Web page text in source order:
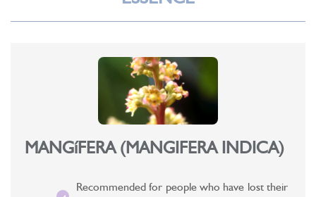
MANGíFERA (MANGIFERA INDICA)
Recommended for people who have lost their